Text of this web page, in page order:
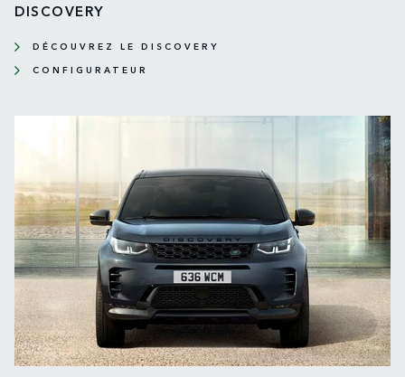
DISCOVERY
DÉCOUVREZ LE DISCOVERY
CONFIGURATEUR